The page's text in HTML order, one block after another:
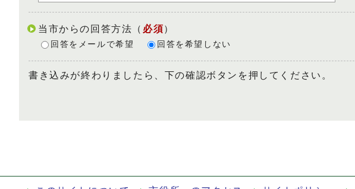
当市からの回答方法 （ 必須）
回答をメールで希望 回答を希望しない
書き込みが終わりましたら、下の確認ボタンを押してください。